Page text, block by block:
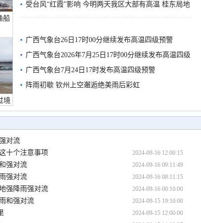
船
境
受台风“红霞”影响 今明两天我区大部有高温 桂东局地
有较强降雨
广西气象台26日17时00分继续发布高温四级预警
广西气象台2026年7月25日17时00分继续发布高温四级
预警
广西气象台7月24日17时发布高温四级预警
阵雨初歇 钦州上空邂逅绝美雨后彩虹
对流
2024-09-16 12:00:15
十个注意事项
2024-09-16 09:11:49
强对流
2024-09-16 08:11:15
强对流
2024-09-16 00:10:00
强降雨强对流
2024-09-15 19:10:00
和强对流
2024-09-15 12:00:00